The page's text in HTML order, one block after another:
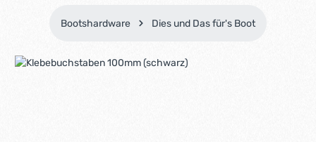
Bootshardware Dies und Das für's Boot
Bildergalerie überspringen